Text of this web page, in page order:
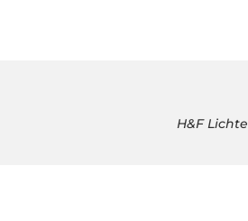
H&F